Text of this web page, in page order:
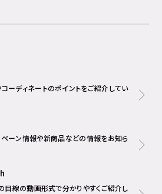
ーディネートのポイントをご紹介してい
ペーン情報や新商品などの情報をお知ら
目線の動画形式で分かりやすくご紹介し